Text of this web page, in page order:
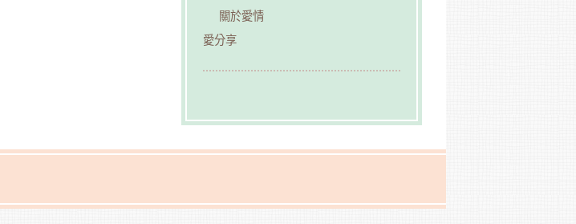
關於愛情
愛分享